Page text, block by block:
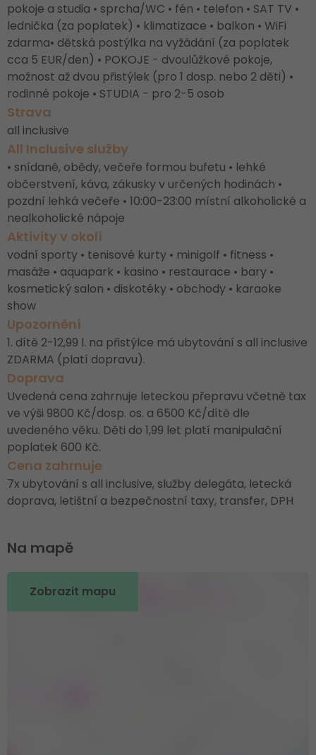
pokoje a studia • sprcha/WC • fén • telefon • SAT TV •
lednička (za poplatek) • klimatizace • balkon • WiFi
zdarma• dětská postýlka na vyžádání (za poplatek
cca 5 EUR/den) • POKOJE - dvoulůžkové pokoje,
možnost až dvou přistýlek (pro 1 dosp. nebo 2 děti) •
rodinné pokoje • STUDIA - pro 2-5 osob
Strava
all inclusive
All Inclusive služby
• snídaně, obědy, večeře formou bufetu • lehké
občerstvení, káva, zákusky v určených hodinách •
pozdní lehká večeře • 10:00-23:00 místní alkoholické a
nealkoholické nápoje
Aktivity v okolí
vodní sporty • tenisové kurty • minigolf • fitness •
masáže • aquapark • kasino • restaurace • bary •
kosmetický salon • diskotéky • obchody • karaoke
show
Upozornění
1. dítě 2-12,99 l. na přistýlce má ubytování s all inclusive
ZDARMA (platí dopravu).
Doprava
Uvedená cena zahrnuje leteckou přepravu včetně tax
ve výši 9800 Kč/dosp. os. a 6500 Kč/dítě dle
uvedeného věku. Děti do 1,99 let platí manipulační
poplatek 600 Kč.
Cena zahrnuje
7x ubytování s all inclusive, služby delegáta, letecká
doprava, letištní a bezpečnostní taxy, transfer, DPH
Na mapě
Zobrazit mapu